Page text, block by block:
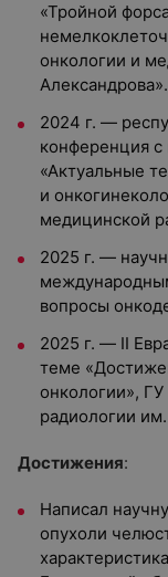
«Тройной
онкологии и
Александрова».
2024 г. —
конференция
«Актуальные
и
медицинской
2025 г. —
вопросы
2025 г. — II
теме
онкологии»,
радиологии
Достижения:
Написал
опухоли